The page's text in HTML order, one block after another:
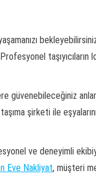
taşıyıcıların
güvenebileceğiniz
şirketi ile
ve deneyimli
Eve Nakliyat, müşteri